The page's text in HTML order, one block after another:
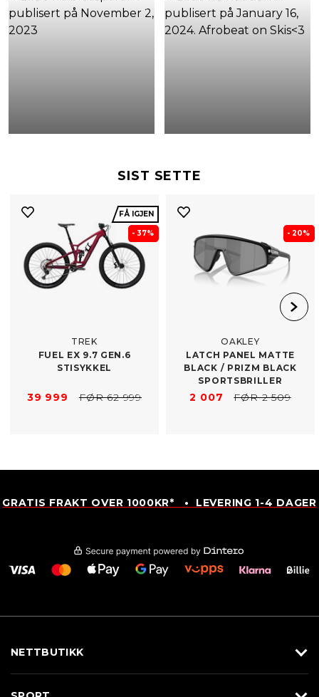
SIST SETTE
FÅ IGJEN
- 37%
TREK
FUEL EX 9.7 GEN.6
STISYKKEL
39 999 FØR 62 999
- 20%
OAKLEY
LATCH PANEL MATTE
BLACK /​ PRIZM BLACK
SPORTSBRILLER
2 007 FØR 2 509
GRATIS FRAKT OVER 1000KR* • LEVERING 1-4 DAGER
NETTBUTIKK